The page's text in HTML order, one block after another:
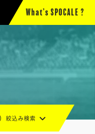
What’s SPOCALE ?
絞込み検索